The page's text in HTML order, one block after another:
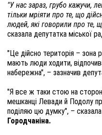
"У нас зараз, грубо кажучи,
тільки мріяти про те, що
людей, які говорили про те,
сказала депутатка міської
"Це дійсно територія – зона
мають люди ходити,
набережна", – зазначив
"Я все ж таки стою на
мешканці Левади й Подолу
поділяю цю думку", –
Городчаніна.